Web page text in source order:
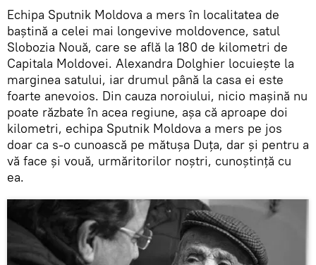
Echipa Sputnik Moldova a mers în localitatea de
baștină a celei mai longevive moldovence, satul
Slobozia Nouă, care se află la 180 de kilometri de
Capitala Moldovei. Alexandra Dolghier locuiește la
marginea satului, iar drumul până la casa ei este
foarte anevoios. Din cauza noroiului, nicio mașină nu
poate răzbate în acea regiune, așa că aproape doi
kilometri, echipa Sputnik Moldova a mers pe jos
doar ca s-o cunoască pe mătușa Duța, dar și pentru a
vă face și vouă, urmăritorilor noștri, cunoștință cu
ea.